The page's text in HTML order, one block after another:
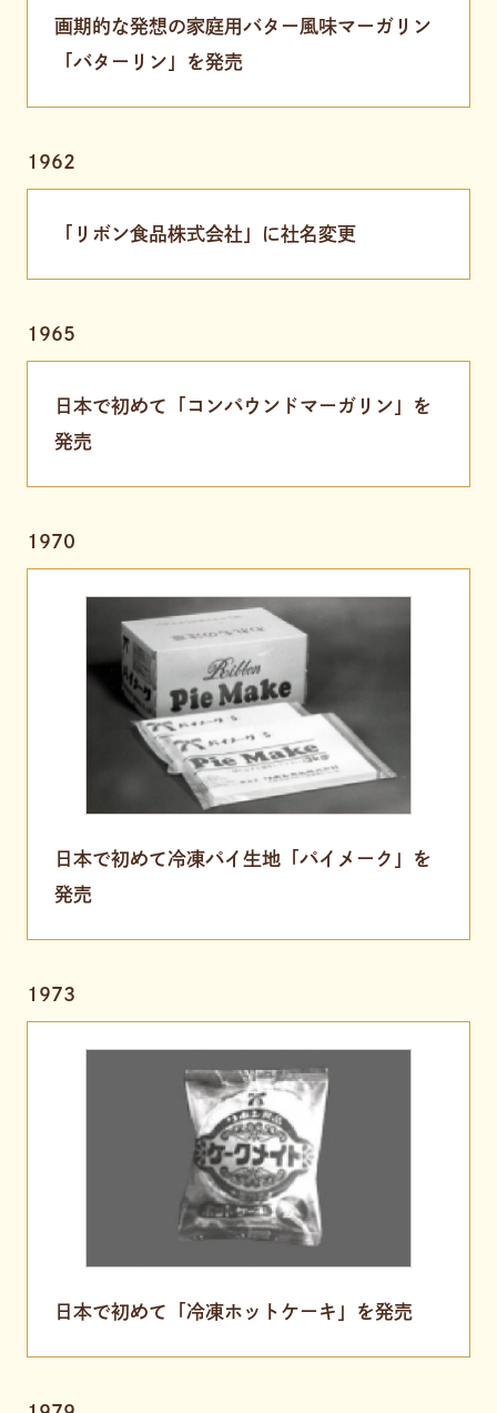
画期的な発想の家庭用バター風味マーガリン
「バターリン」を発売
1962
「リボン食品株式会社」に社名変更
1965
日本で初めて「コンパウンドマーガリン」を
発売
1970
日本で初めて冷凍パイ生地「パイメーク」を
発売
1973
日本で初めて「冷凍ホットケーキ」を発売